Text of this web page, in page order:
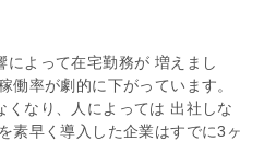
によって在宅勤務が 増えまし
働率が劇的に下がっています。
くなり、人によっては 出社しな
素早く導入した企業はすでに3ヶ